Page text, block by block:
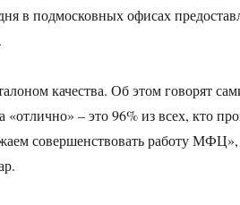
в подмосковных офисах
качества. Об этом говорят
– это 96% из всех, кто
совершенствовать работу